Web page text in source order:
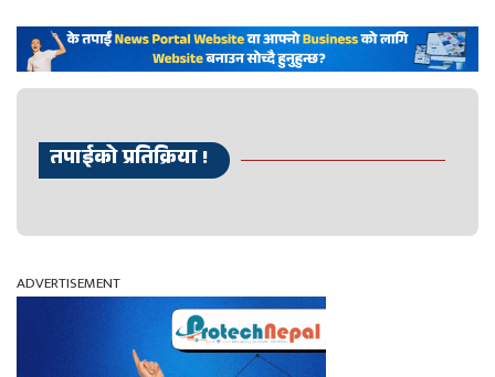
तपाईको प्रतिक्रिया !
ADVERTISEMENT